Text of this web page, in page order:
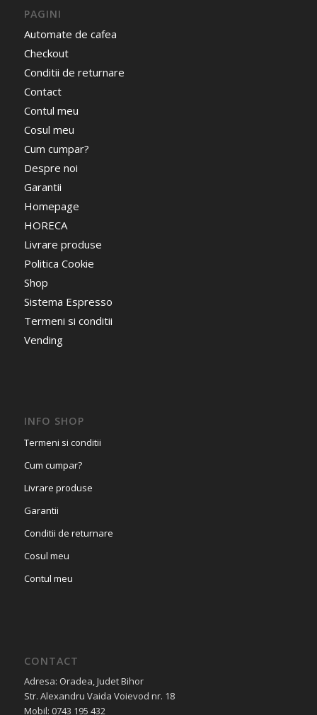
PAGINI
Automate de cafea
Checkout
Conditii de returnare
Contact
Contul meu
Cosul meu
Cum cumpar?
Despre noi
Garantii
Homepage
HORECA
Livrare produse
Politica Cookie
Shop
Sistema Espresso
Termeni si conditii
Vending
INFO SHOP
Termeni si conditii
Cum cumpar?
Livrare produse
Garantii
Conditii de returnare
Cosul meu
Contul meu
CONTACT
Adresa: Oradea, Judet Bihor
Str. Alexandru Vaida Voievod nr. 18
Mobil: 0743 195 432